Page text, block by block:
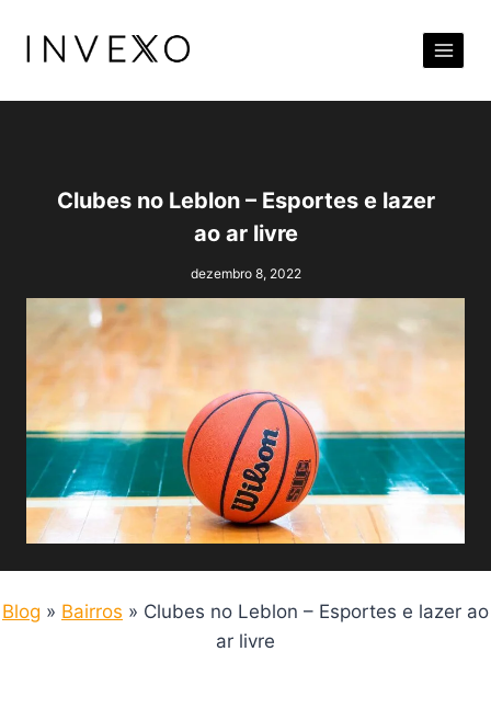
para
Conteúdo
Clubes no Leblon – Esportes e lazer
ao ar livre
dezembro 8, 2022
Blog » Bairros » Clubes no Leblon – Esportes e lazer ao
ar livre